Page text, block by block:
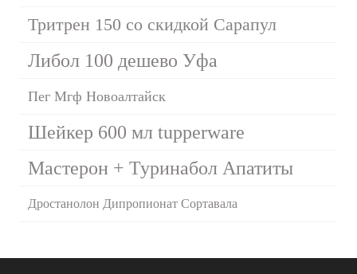
Тритрен 150 со скидкой Сарапул
Либол 100 дешево Уфа
Пег Мгф Новоалтайск
Шейкер 600 мл tupperware
Мастерон + Туринабол Апатиты
Дростанолон Дипропионат Сортавала